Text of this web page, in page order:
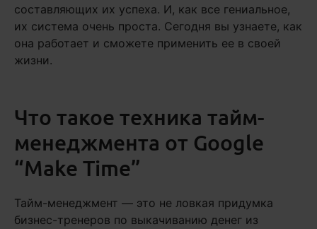
составляющих их успеха. И, как все гениальное,
их система очень проста. Сегодня вы узнаете, как
она работает и сможете применить ее в своей
жизни.
Что такое техника тайм-
менеджмента от Google
“Make Time”
Тайм-менеджмент — это не ловкая придумка
бизнес-тренеров по выкачиванию денег из